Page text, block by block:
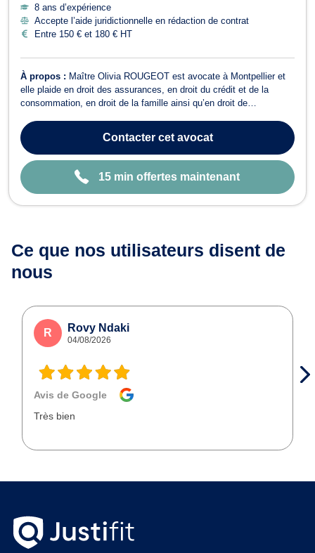
8 ans d’expérience
Accepte l’aide juridictionnelle en rédaction de contrat
Entre 150 € et 180 € HT
À propos : Maître Olivia ROUGEOT est avocate à Montpellier et
elle plaide en droit des assurances, en droit du crédit et de la
consommation, en droit de la famille ainsi qu’en droit de
vous défend en cas de différend avec votre assureur. Elle vous
conseille et protège vos in...
Contactercet avocat
15 min offertes maintenant
Ce que nos utilisateurs disent de
nous
R Rovy Ndaki
04/08/2026
Avis de Google
Très bien